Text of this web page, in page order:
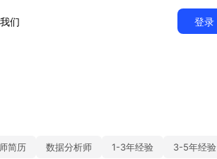
们 登录
简历 数据分析师 1-3年经验
3-5年经验